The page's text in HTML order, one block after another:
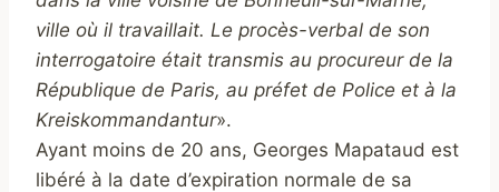
ville où il travaillait. Le procès-verbal de son
interrogatoire était transmis au procureur de la
République de Paris, au préfet de Police et à la
Kreiskommandantur».
Ayant moins de 20 ans, Georges Mapataud est
libéré à la date d’expiration normale de sa